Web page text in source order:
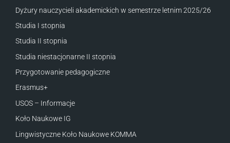
Dyżury nauczycieli akademickich w semestrze letnim 2025/26
Studia I stopnia
Studia II stopnia
Studia niestacjonarne II stopnia
Przygotowanie pedagogiczne
Erasmus+
USOS – Informacje
Koło Naukowe IG
Lingwistyczne Koło Naukowe KOMMA